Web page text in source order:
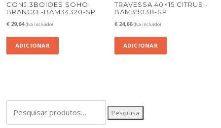
CONJ.3BOIOES SOHO
BRANCO -BAM34320-SP
€ 29,64 (Iva incluído)
ADICIONAR
TRAVESSA 40×15 CITRUS -
BAM39038-SP
€ 24,66 (Iva incluído)
ADICIONAR
por:
Pesquisa